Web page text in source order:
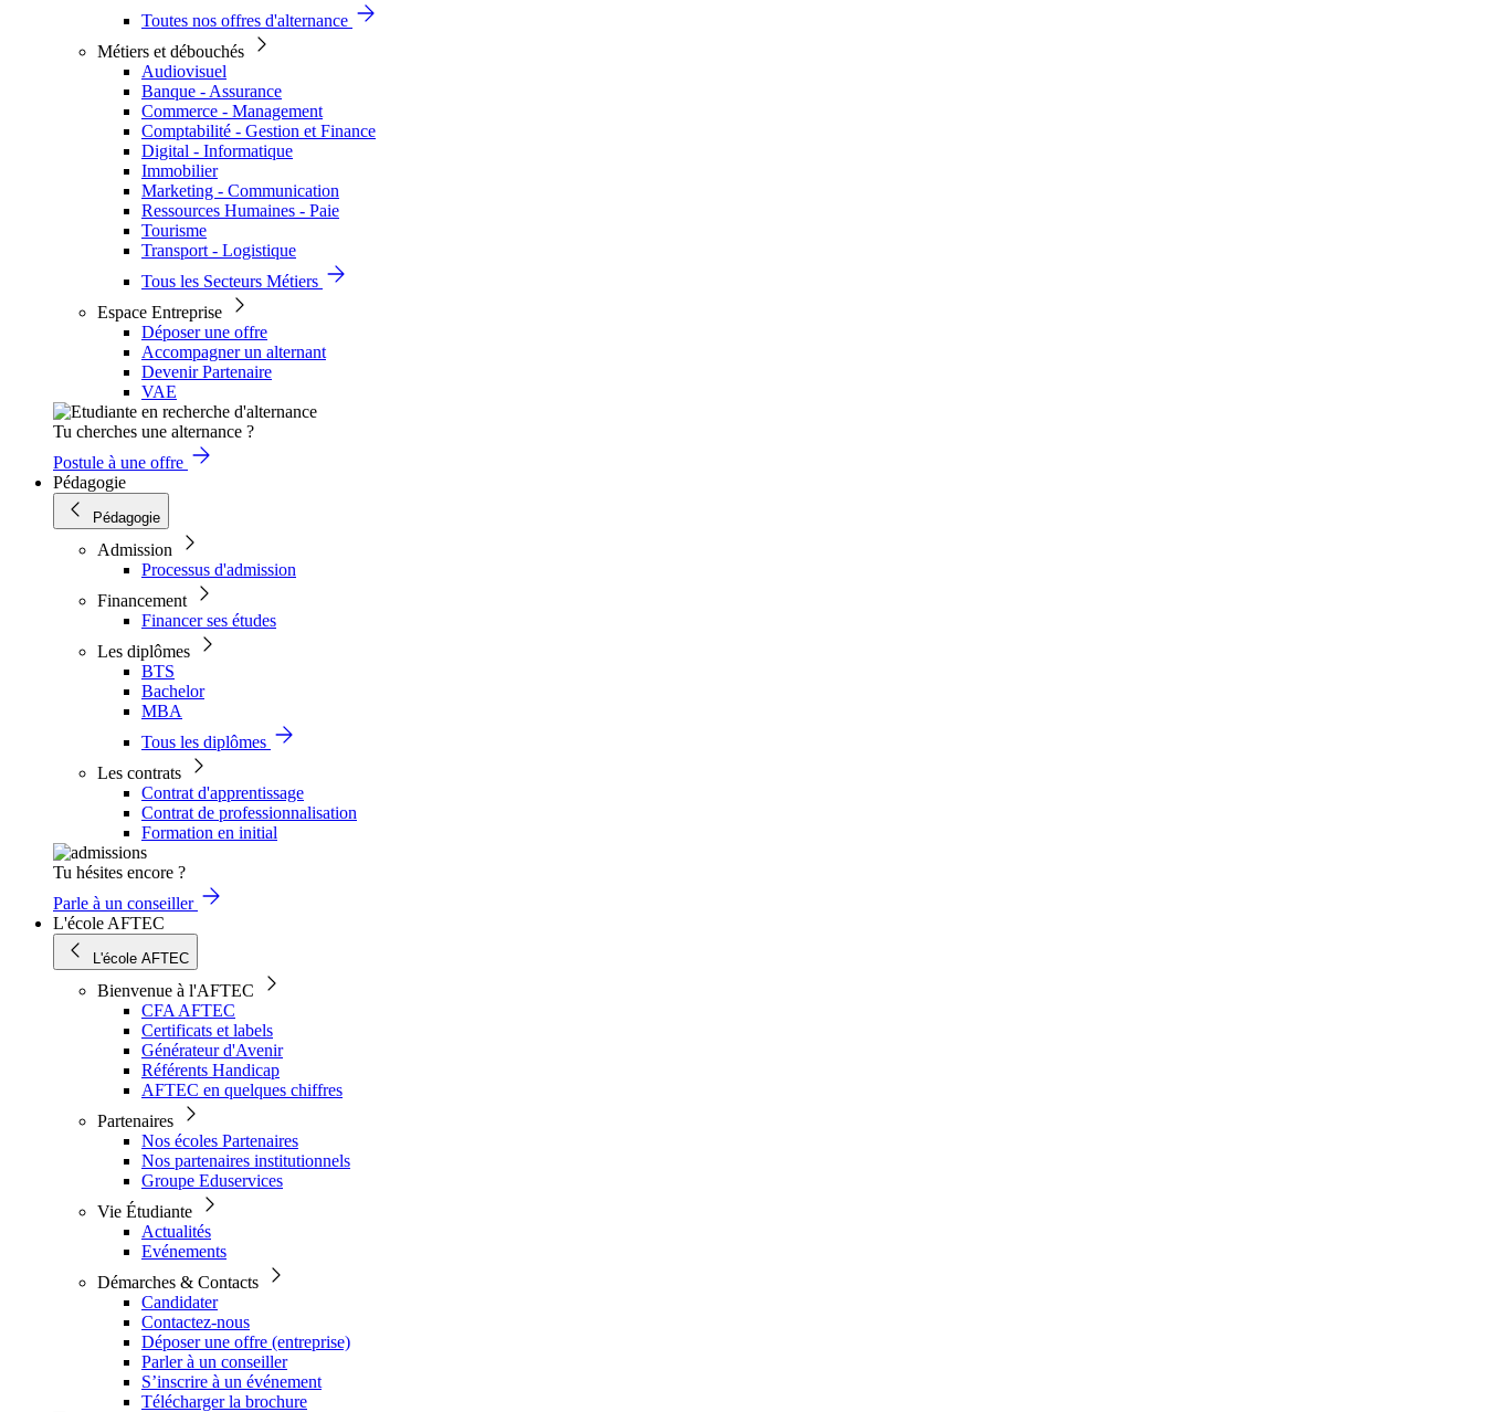
Toutes nos offres d'alternance
Métiers et débouchés
Audiovisuel
Banque - Assurance
Commerce - Management
Comptabilité - Gestion et Finance
Digital - Informatique
Immobilier
Marketing - Communication
Ressources Humaines - Paie
Tourisme
Transport - Logistique
Tous les Secteurs Métiers
Espace Entreprise
Déposer une offre
Accompagner un alternant
Devenir Partenaire
VAE
Tu cherches une alternance ?
Postule à une offre
Pédagogie
Pédagogie
Admission
Processus d'admission
Financement
Financer ses études
Les diplômes
BTS
Bachelor
MBA
Tous les diplômes
Les contrats
Contrat d'apprentissage
Contrat de professionnalisation
Formation en initial
Tu hésites encore ?
Parle à un conseiller
L'école AFTEC
L'école AFTEC
Bienvenue à l'AFTEC
CFA AFTEC
Certificats et labels
Générateur d'Avenir
Référents Handicap
AFTEC en quelques chiffres
Partenaires
Nos écoles Partenaires
Nos partenaires institutionnels
Groupe Eduservices
Vie Étudiante
Actualités
Evénements
Démarches & Contacts
Candidater
Contactez-nous
Déposer une offre (entreprise)
Parler à un conseiller
S’inscrire à un événement
Télécharger la brochure